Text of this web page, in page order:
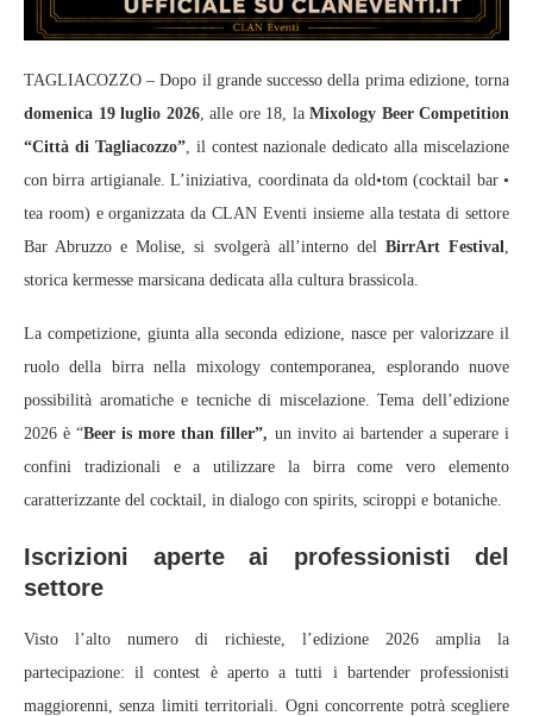
TAGLIACOZZO – Dopo il grande successo della prima edizione, torna
domenica 19 luglio 2026, alle ore 18, la Mixology Beer Competition
“Città di Tagliacozzo”, il contest nazionale dedicato alla miscelazione
con birra artigianale. L’iniziativa, coordinata da old•tom (cocktail bar •
tea room) e organizzata da CLAN Eventi insieme alla testata di settore
Bar Abruzzo e Molise, si svolgerà all’interno delBirrArt Festival,
storica kermesse marsicana dedicata alla cultura brassicola.
La competizione, giunta alla seconda edizione, nasce per valorizzare il
ruolo della birra nella mixology contemporanea, esplorando nuove
possibilità aromatiche e tecniche di miscelazione. Tema dell’edizione
2026 è “Beer is more than filler”, un invito ai bartender a superare i
confini tradizionali e a utilizzare la birra come vero elemento
caratterizzante del cocktail, in dialogo con spirits, sciroppi e botaniche.
Iscrizioni aperte ai professionisti del
settore
Visto l’alto numero di richieste, l’edizione 2026 amplia la
partecipazione: il contest è aperto a tutti i bartender professionisti
maggiorenni, senza limiti territoriali. Ogni concorrente potrà scegliere